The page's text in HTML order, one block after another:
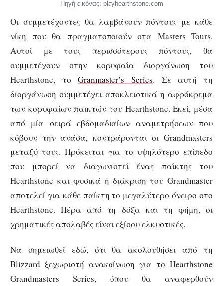
Πηγή εικόνας: playhearthstone.com
Οι συμμετέχοντες θα λαμβάνουν πόντους με κάθε
νίκη που θα πραγματοποιούν στα Masters Tours.
Αυτοί με τους περισσότερους πόντους, θα
συμμετέχουν στην κορυφαία διοργάνωση του
Hearthstone, τοGranmaster’s Series. Σε αυτή τη
διοργάνωση συμμετέχει αποκλειστικά η αφρόκρεμα
των κορυφαίων παικτών του Hearthstone. Εκεί, μέσα
από μία σειρά εβδομαδιαίων αναμετρήσεων που
κόβουν την ανάσα, κοντράρονται οι Grandmasters
μεταξύ τους. Πρόκειται για το υψηλότερο επίπεδο
που μπορεί να διαγωνιστεί ένας παίκτης του
Hearthstone και φυσικά η διάκριση του Grandmaster
αποτελεί για κάθε παίκτη το μεγαλύτερο όνειρο στο
Hearthstone. Πέρα από τη δόξα και τη φήμη, οι
χρηματικές απολαβές είναι εξίσου ελκυστικές.
Να σημειωθεί εδώ, ότι θα ακολουθήσει από τη
Blizzard ξεχωριστή ανακοίνωση για το Hearthstone
Grandmasters Series, όπου θα αναφερθούν